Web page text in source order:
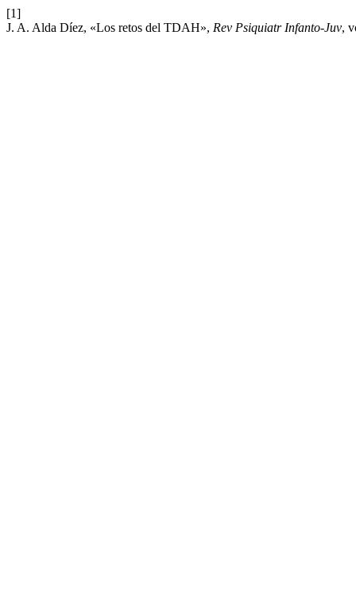
[1]
J. A. Alda Díez, «Los retos del TDAH», Rev Psiquiatr Infanto-Juv,